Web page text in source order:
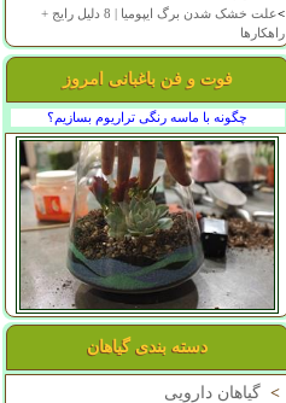
>
علت خشک شدن برگ ایپومیا | 8 دلیل رایج +
راهکارها
فوت و فن باغبانی امروز
چگونه با ماسه رنگی تراریوم بسازیم؟
دسته بندی گیاهان
> گیاهان دارویی